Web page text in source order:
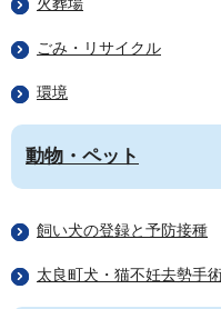
ごみ・リサイクル
環境
動物・ペット
飼い犬の登録と予防接種
太良町犬・猫不妊去勢手